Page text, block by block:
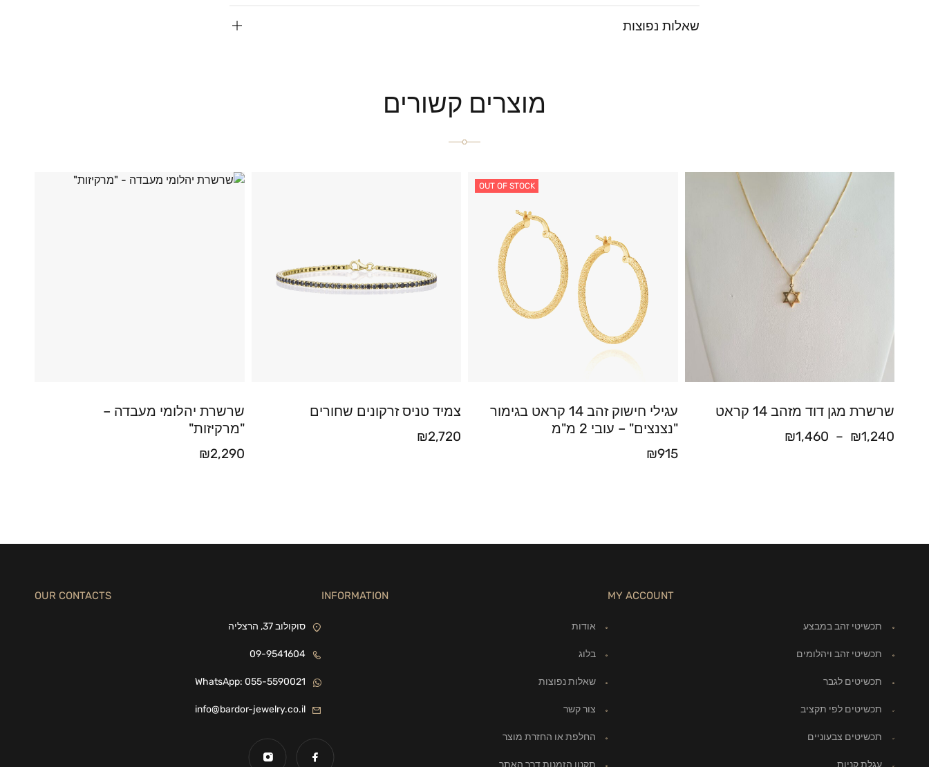
שאלות נפוצות
מוצרים קשורים
שרשרת מגן דוד מזהב 14 קראט
₪1,240
–
₪1,460
OUT OF STOCK
עגילי חישוק זהב 14 קראט בגימור
"נצנצים" – עובי 2 מ"מ
₪915
צמיד טניס זרקונים שחורים
₪2,720
שרשרת יהלומי מעבדה –
"מרקיזות"
₪2,290
MY ACCOUNT
תכשיטי זהב במבצע
תכשיטי זהב ויהלומים
תכשיטים לגבר
תכשיטים לפי תקציב
תכשיטים צבעוניים
עגלת קניות
INFORMATION
אודות
בלוג
שאלות נפוצות
צור קשר
החלפת או החזרת מוצר
תקנון הזמנות דרך האתר
OUR CONTACTS
סוקולוב 37, הרצליה
09-9541604
WhatsApp: 055-5590021
info@bardor-jewelry.co.il